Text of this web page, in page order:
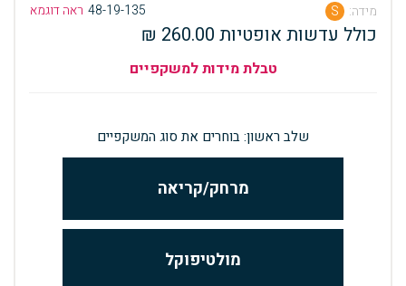
מידה: S
48-19-135 ראה דוגמא
כולל עדשות אופטיות 260.00 ₪
טבלת מידות למשקפיים
שלב ראשון: בוחרים את סוג המשקפיים
מרחק/קריאה
מולטיפוקל